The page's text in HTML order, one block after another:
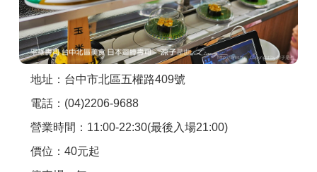
APP下載
地址：台中市北區五權路409號
電話：(04)2206-9688
營業時間：11:00-22:30(最後入場21:00)
價位：40元起